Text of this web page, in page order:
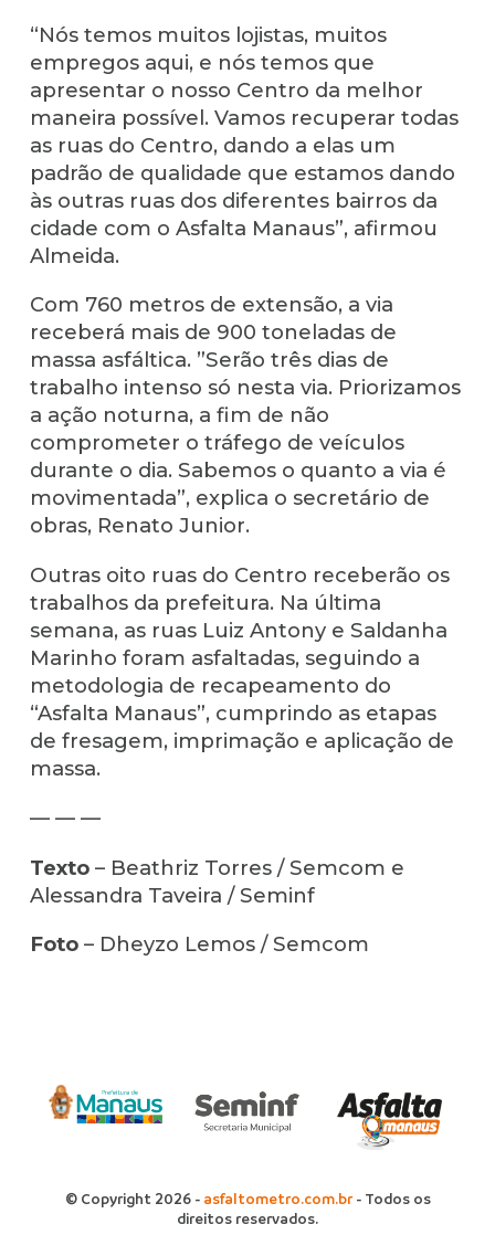
“Nós temos muitos lojistas, muitos
empregos aqui, e nós temos que
apresentar o nosso Centro da melhor
maneira possível. Vamos recuperar todas
as ruas do Centro, dando a elas um
padrão de qualidade que estamos dando
às outras ruas dos diferentes bairros da
cidade com o Asfalta Manaus”, afirmou
Almeida.
Com 760 metros de extensão, a via
receberá mais de 900 toneladas de
massa asfáltica. ”Serão três dias de
trabalho intenso só nesta via. Priorizamos
a ação noturna, a fim de não
comprometer o tráfego de veículos
durante o dia. Sabemos o quanto a via é
movimentada”, explica o secretário de
obras, Renato Junior.
Outras oito ruas do Centro receberão os
trabalhos da prefeitura. Na última
semana, as ruas Luiz Antony e Saldanha
Marinho foram asfaltadas, seguindo a
metodologia de recapeamento do
“Asfalta Manaus”, cumprindo as etapas
de fresagem, imprimação e aplicação de
massa.
— — —
Texto– Beathriz Torres / Semcom e
Alessandra Taveira / Seminf
Foto– Dheyzo Lemos / Semcom
© Copyright 2026 - asfaltometro.com.br- Todos os
direitos reservados.